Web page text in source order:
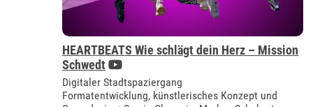
HEARTBEATS Wie schlägt dein Herz – Mission
Schwedt
Digitaler Stadtspaziergang
Formatentwicklung, künstlerisches Konzept und